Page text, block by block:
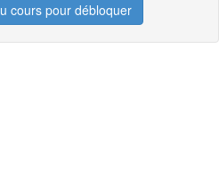
cours pour débloquer